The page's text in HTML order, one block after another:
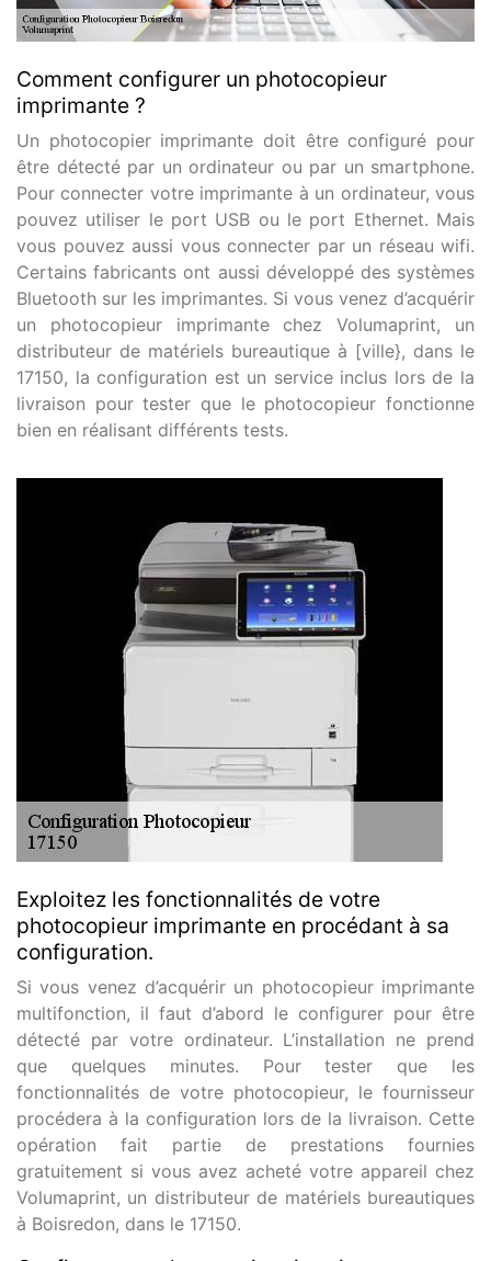
Comment configurer un photocopieur
imprimante ?
Un photocopier imprimante doit être configuré pour
être détecté par un ordinateur ou par un smartphone.
Pour connecter votre imprimante à un ordinateur, vous
pouvez utiliser le port USB ou le port Ethernet. Mais
vous pouvez aussi vous connecter par un réseau wifi.
Certains fabricants ont aussi développé des systèmes
Bluetooth sur les imprimantes. Si vous venez d’acquérir
un photocopieur imprimante chez Volumaprint, un
distributeur de matériels bureautique à [ville}, dans le
17150, la configuration est un service inclus lors de la
livraison pour tester que le photocopieur fonctionne
bien en réalisant différents tests.
Exploitez les fonctionnalités de votre
photocopieur imprimante en procédant à sa
configuration.
Si vous venez d’acquérir un photocopieur imprimante
multifonction, il faut d’abord le configurer pour être
détecté par votre ordinateur. L’installation ne prend
que quelques minutes. Pour tester que les
fonctionnalités de votre photocopieur, le fournisseur
procédera à la configuration lors de la livraison. Cette
opération fait partie de prestations fournies
gratuitement si vous avez acheté votre appareil chez
Volumaprint, un distributeur de matériels bureautiques
à Boisredon, dans le 17150.